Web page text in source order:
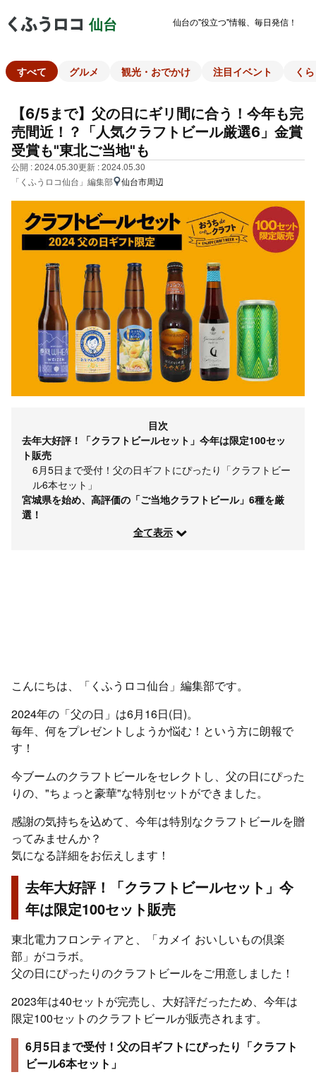
仙台 仙台の"役立つ"情報、毎日発信！
すべて グルメ 観光・おでかけ 注目イベント く
【6/5まで】父の日にギリ間に合う！今年も完
売間近！？「人気クラフトビール厳選6」金賞
受賞も"東北ご当地"も
公開 : 2024.05.30更新 : 2024.05.30
「くふうロコ仙台」編集部
仙台市周辺
目次
去年大好評！「クラフトビールセット」今年は限定100セッ
ト販売
6月5日まで受付！父の日ギフトにぴったり「クラフトビー
ル6本セット」
宮城県を始め、高評価の「ご当地クラフトビール」6種を厳
選！
全て表示
こんにちは、「くふうロコ仙台」編集部です。
2024年の「父の日」は6月16日(日)。
毎年、何をプレゼントしようか悩む！という方に朗報で
す！
今ブームのクラフトビールをセレクトし、父の日にぴった
りの、"ちょっと豪華"な特別セットができました。
感謝の気持ちを込めて、今年は特別なクラフトビールを贈
ってみませんか？
気になる詳細をお伝えします！
去年大好評！「クラフトビールセット」今
年は限定100セット販売
東北電力フロンティアと、「カメイ おいしいもの倶楽
部」がコラボ。
父の日にぴったりのクラフトビールをご用意しました！
2023年は40セットが完売し、大好評だったため、今年は
限定100セットのクラフトビールが販売されます。
6月5日まで受付！父の日ギフトにぴったり「クラフト
ビール6本セット」